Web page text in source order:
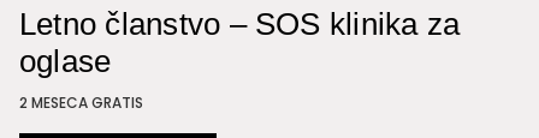
Letno članstvo – SOS klinika za
oglase
2 MESECA GRATIS